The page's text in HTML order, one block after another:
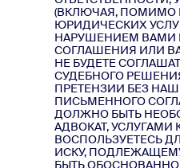
(ВКЛЮЧАЯ, ПОМИМО
ЮРИДИЧЕСКИХ
НАРУШЕНИЕМ ВАМИ
СОГЛАШЕНИЯ ИЛИ
НЕ БУДЕТЕ
СУДЕБНОГО
ПРЕТЕНЗИИ БЕЗ
ПИСЬМЕННОГО
ДОЛЖНО БЫТЬ
АДВОКАТ, УСЛУГАМИ
ВОСПОЛЬЗУЕТЕСЬ
ИСКУ,
БЫТЬ